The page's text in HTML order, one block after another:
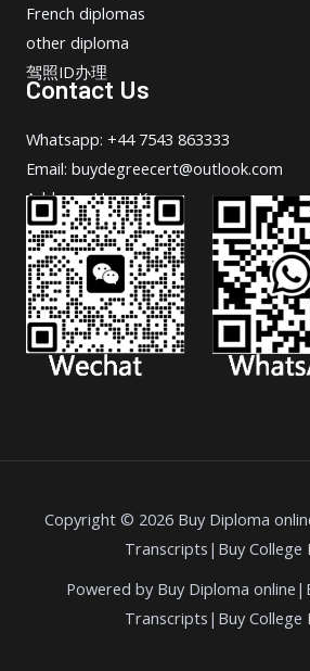
French diplomas
other diploma
驾照ID办理
Contact Us
Whatsapp: +44 7543 863333
Email: buydegreecert@outlook.com
Address: Hong Kong.
Copyright © 2026 Buy Diploma
Transcripts|Buy College
Powered by Buy Diploma
Transcripts|Buy College